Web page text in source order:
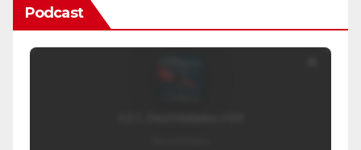
Podcast